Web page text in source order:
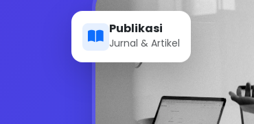
Publikasi
Jurnal & Artikel